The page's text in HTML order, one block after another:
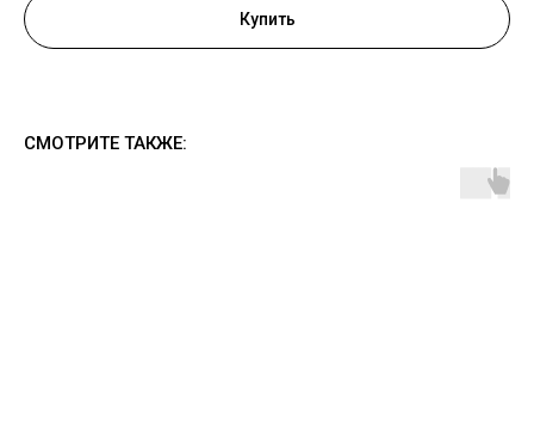
Купить
СМОТРИТЕ ТАКЖЕ: